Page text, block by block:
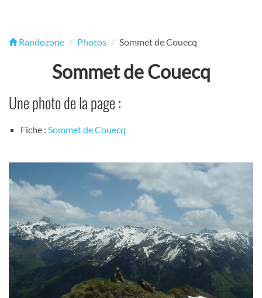
Randozone Photos Sommet de Couecq
Sommet de Couecq
Une photo de la page :
Fiche : Sommet de Couecq